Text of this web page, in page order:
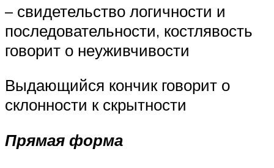
– свидетельство логичности и
последовательности, костлявость
говорит о неуживчивости
Выдающийся кончик говорит о
склонности к скрытности
Прямая форма